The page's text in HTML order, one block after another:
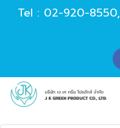
Tel : 02-920-8550,